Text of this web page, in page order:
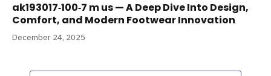
ak193017‑100‑7 m us — A Deep Dive Into Design,
Comfort, and Modern Footwear Innovation
December 24, 2025